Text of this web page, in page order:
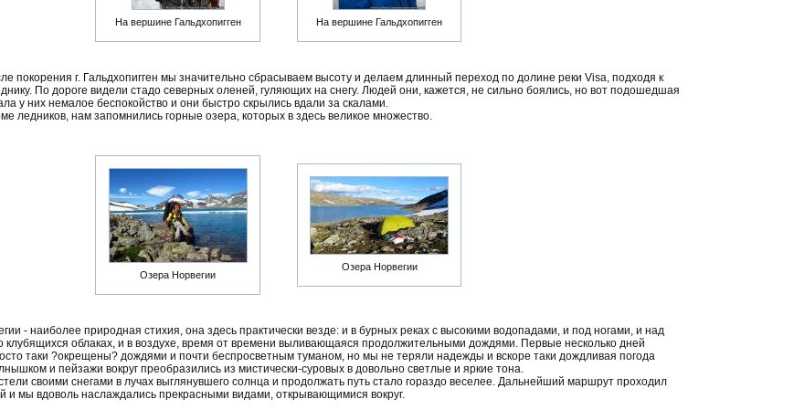
На вершине Гальдхопигген На вершине Гальдхопигген
покорения г. Гальдхопигген мы значительно сбрасываем высоту и делаем длинный переход по долине реки Visa, подходя к
По дороге видели стадо северных оленей, гуляющих на снегу. Людей они, кажется, не сильно боялись, но вот подошедшая
у них немалое беспокойство и они быстро скрылись вдали за скалами.
ледников, нам запомнились горные озера, которых в здесь великое множество.
Озера Норвегии
Озера Норвегии
- наиболее природная стихия, она здесь практически везде: и в бурных реках с высокими водопадами, и под ногами, и над
клубящихся облаках, и в воздухе, время от времени выливающаяся продолжительными дождями. Первые несколько дней
таки ?окрещены? дождями и почти беспросветным туманом, но мы не теряли надежды и вскоре таки дождливая погода
и пейзажи вокруг преобразились из мистически-суровых в довольно светлые и яркие тона.
своими снегами в лучах выглянувшего солнца и продолжать путь стало гораздо веселее. Дальнейший маршрут проходил
и мы вдоволь наслаждались прекрасными видами, открывающимися вокруг.